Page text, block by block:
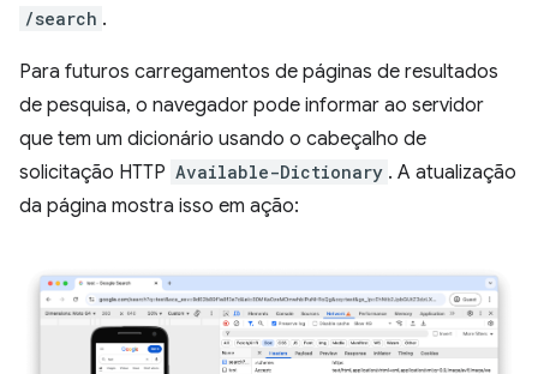
/search .
Para futuros carregamentos de páginas de resultados
de pesquisa, o navegador pode informar ao servidor
que tem um dicionário usando o cabeçalho de
solicitação HTTP Available-Dictionary . A atualização
da página mostra isso em ação: